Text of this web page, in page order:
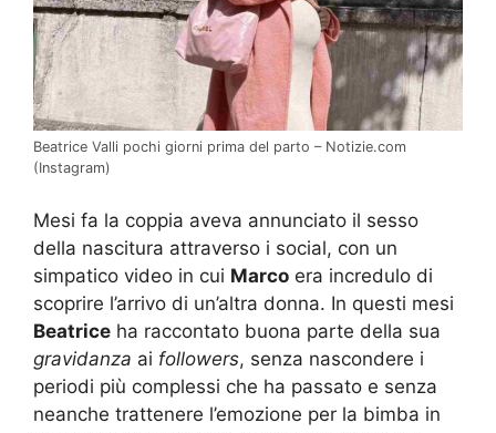
Beatrice Valli pochi giorni prima del parto – Notizie.com
(Instagram)
Mesi fa la coppia aveva annunciato il sesso
della nascitura attraverso i social, con un
simpatico video in cui Marco era incredulo di
scoprire l’arrivo di un’altra donna. In questi mesi
Beatrice ha raccontato buona parte della sua
gravidanza ai followers, senza nascondere i
periodi più complessi che ha passato e senza
neanche trattenere l’emozione per la bimba in